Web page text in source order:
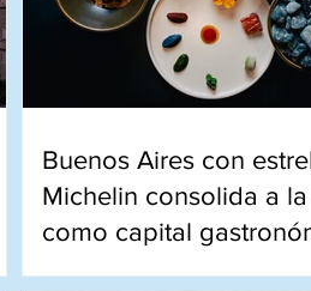
Buenos Aires con
Michelin consolida a
como capital
Alta cocina, bodegones